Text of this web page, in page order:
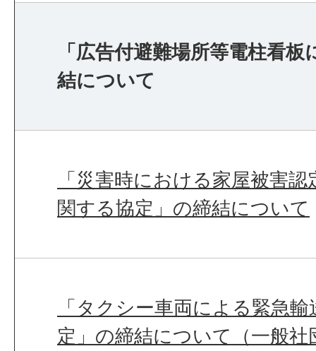
「広告付避難場所等電柱看
結について
「災害時における家屋被害
関する協定」の締結について
「タクシー車両による緊急
定」の締結について（一般